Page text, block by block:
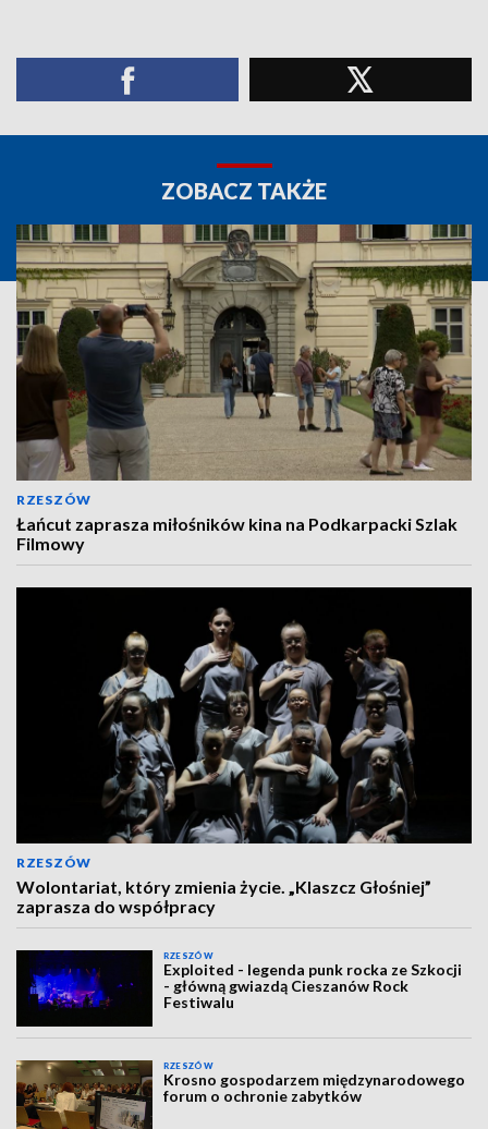
ZOBACZ TAKŻE
RZESZÓW
Łańcut zaprasza miłośników kina na Podkarpacki Szlak
Filmowy
RZESZÓW
Wolontariat, który zmienia życie. „Klaszcz Głośniej”
zaprasza do współpracy
RZESZÓW
Exploited - legenda punk rocka ze Szkocji
- główną gwiazdą Cieszanów Rock
Festiwalu
RZESZÓW
Krosno gospodarzem międzynarodowego
forum o ochronie zabytków